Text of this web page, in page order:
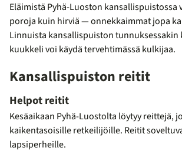
Eläimistä Pyhä-Luoston kansallispuistossa
poroja kuin hirviä — onnekkaimmat jopa
Linnuista kansallispuiston tunnuksessakin
kuukkeli voi käydä tervehtimässä kulkijaa.
Kansallispuiston reitit
Helpot reitit
Kesäaikaan Pyhä-Luostolta löytyy reittejä,
kaikentasoisille retkeilijöille. Reitit
lapsiperheille.